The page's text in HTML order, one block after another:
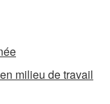
milieu de travail